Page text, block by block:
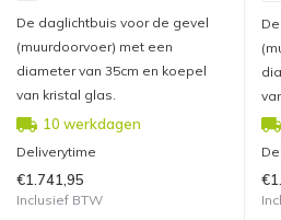
De daglichtbuis voor de gevel
(muurdoorvoer) met een
diameter van 35cm en koepel
van kristal glas.
10 werkdagen
Deliverytime
€1.741,95
Inclusief BTW